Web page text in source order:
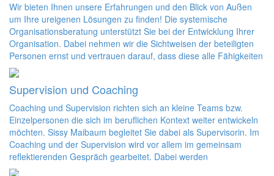
Wir bieten Ihnen unsere Erfahrungen und den Blick von Außen
um Ihre ureigenen Lösungen zu finden! Die systemische
Organisationsberatung unterstützt Sie bei der Entwicklung Ihrer
Organisation. Dabei nehmen wir die Sichtweisen der beteiligten
Personen ernst und vertrauen darauf, dass diese alle Fähigkeiten
Supervision und Coaching
Coaching und Supervision richten sich an kleine Teams bzw.
Einzelpersonen die sich im beruflichen Kontext weiter entwickeln
möchten. Sissy Maibaum begleitet Sie dabei als Supervisorin. Im
Coaching und der Supervision wird vor allem im gemeinsam
reflektierenden Gespräch gearbeitet. Dabei werden